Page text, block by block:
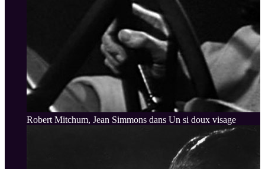
Robert Mitchum, Jean Simmons dans Un si doux visage